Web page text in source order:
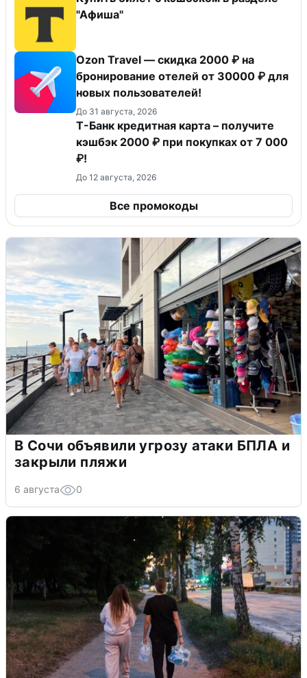
"Афиша"
Ozon Travel — скидка 2000 ₽ на
бронирование отелей от 30000 ₽ для
новых пользователей!
До 31 августа, 2026
Т-Банк кредитная карта – получите
кэшбэк 2000 ₽ при покупках от 7 000
₽!
До 12 августа, 2026
Все промокоды
В Сочи объявили угрозу атаки БПЛА и
закрыли пляжи
6 августа 0